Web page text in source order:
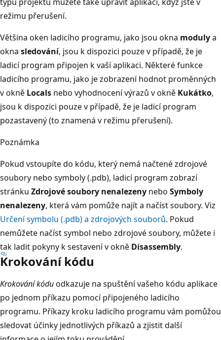
režimu přerušení.
Většina oken ladicího programu, jako jsou okna modulya
okna sledování, jsou k dispozici pouze v případě, že je
ladicí program připojen k vaší aplikaci. Některé funkce
ladicího programu, jako je zobrazení hodnot proměnných
v okně Locals nebo vyhodnocení výrazů v okně Kukátko,
jsou k dispozici pouze v případě, že je ladicí program
pozastavený (to znamená v režimu přerušení).
Poznámka
Pokud vstoupíte do kódu, který nemá načtené zdrojové
soubory nebo symboly (.pdb), ladicí program zobrazí
stránku Zdrojové soubory nenalezeny nebo Symboly
nenalezeny, která vám pomůže najít a načíst soubory. Viz
Určení symbolu (.pdb) a zdrojových souborů. Pokud
nemůžete načíst symbol nebo zdrojové soubory, můžete i
tak ladit pokyny k sestavení v okně Disassembly.
Krokování kódu
Krokování kóduodkazuje na spuštění vašeho kódu aplikace
po jednom příkazu pomocí připojeného ladicího
programu. Příkazy kroku ladicího programu vám pomůžou
sledovat účinky jednotlivých příkazů a zjistit další